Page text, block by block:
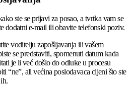
ste se prijavi za posao, a tvrtka vam se
dodatni e-mail ili obavite telefonski poziv.
voditelju zapošljavanja ili vašem
se predstaviti, spomenuti datum kada
je li već došlo do odluke u procesu
“ne”, ali većina poslodavaca cijeni što ste